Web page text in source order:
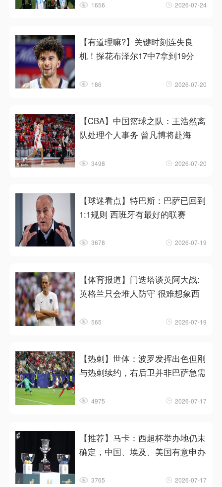
1656 2026-07-24
【有道理嘛?】关键时刻连失良
机！探花布泽尔17中7拿到19分
186 2026-07-20
【CBA】中国篮球之队：王浩然离
队处理个人事务 曾凡博将赴海
3498 2026-07-20
【球迷看点】特巴斯：巴萨已回到
1:1规则 西班牙有最好的联赛
3678 2026-07-19
【体育报道】门迭塔谈英阿大战:
英格兰只会堆人防守 很难想象西
565 2026-07-19
【热刺】世体：波罗发挥出色但刚
与热刺续约，右后卫并非巴萨急需
4975 2026-07-17
【推荐】马卡：西超杯举办地仍未
确定，中国、埃及、美国有意申办
3765 2026-07-17